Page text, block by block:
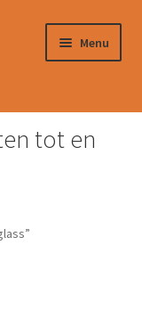
Menu
tot en